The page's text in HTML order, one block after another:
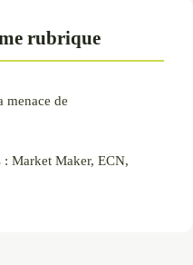
rubrique
menace de
Market Maker, ECN,